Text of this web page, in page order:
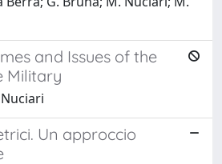
and Issues of the
Military
Un approccio